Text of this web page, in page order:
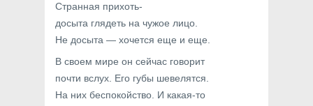
Странная прихоть-
досыта глядеть на чужое лицо.
Не досыта — хочется еще и еще.
В своем мире он сейчас говорит
почти вслух. Его губы шевелятся.
На них беспокойство. И какая-то